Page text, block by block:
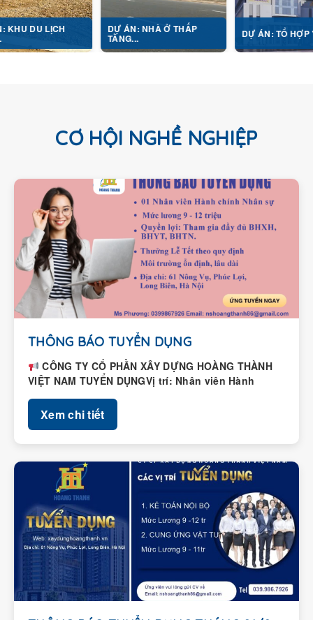
DỰ ÁN: NHÀ Ở THẤP
TẦNG... DỰ ÁN: TỔ HỢP Y TẾ...
CƠ HỘI NGHỀ NGHIỆP
THÔNG BÁO TUYỂN DỤNG
CÔNG TY CỔ PHẦN XÂY DỰNG HOÀNG THÀNH
VIỆT NAM TUYỂN DỤNGVị trí: Nhân viên Hành
chính – Nhân...
Xem chi tiết
THÔNG BÁO TUYỂN DỤNG THÁNG 01/2026